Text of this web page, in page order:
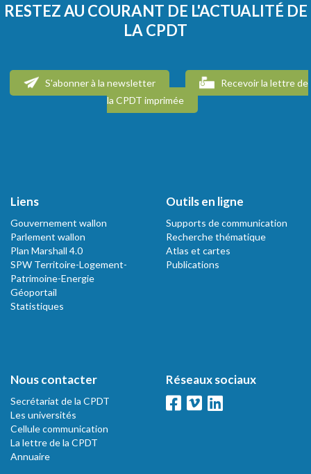
RESTEZ AU COURANT DE L'ACTUALITÉ DE
LA CPDT
S'abonner à la newsletter
Recevoir la lettre de
la CPDT imprimée
Liens
Gouvernement wallon
Parlement wallon
Plan Marshall 4.0
SPW Territoire-Logement-
Patrimoine-Energie
Géoportail
Statistiques
Outils en ligne
Supports de communication
Recherche thématique
Atlas et cartes
Publications
Nous contacter
Secrétariat de la CPDT
Les universités
Cellule communication
La lettre de la CPDT
Annuaire
Réseaux sociaux